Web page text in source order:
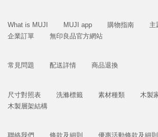
What is MUJI MUJI app 購物指南
主
企業訂單
無印良品官方網站
常見問題 配送詳情 商品退換
尺寸對照表 洗滌標籤 素材種類
木製
木製層架結構
聯絡我們 條款及細則 優惠活動條款及細則